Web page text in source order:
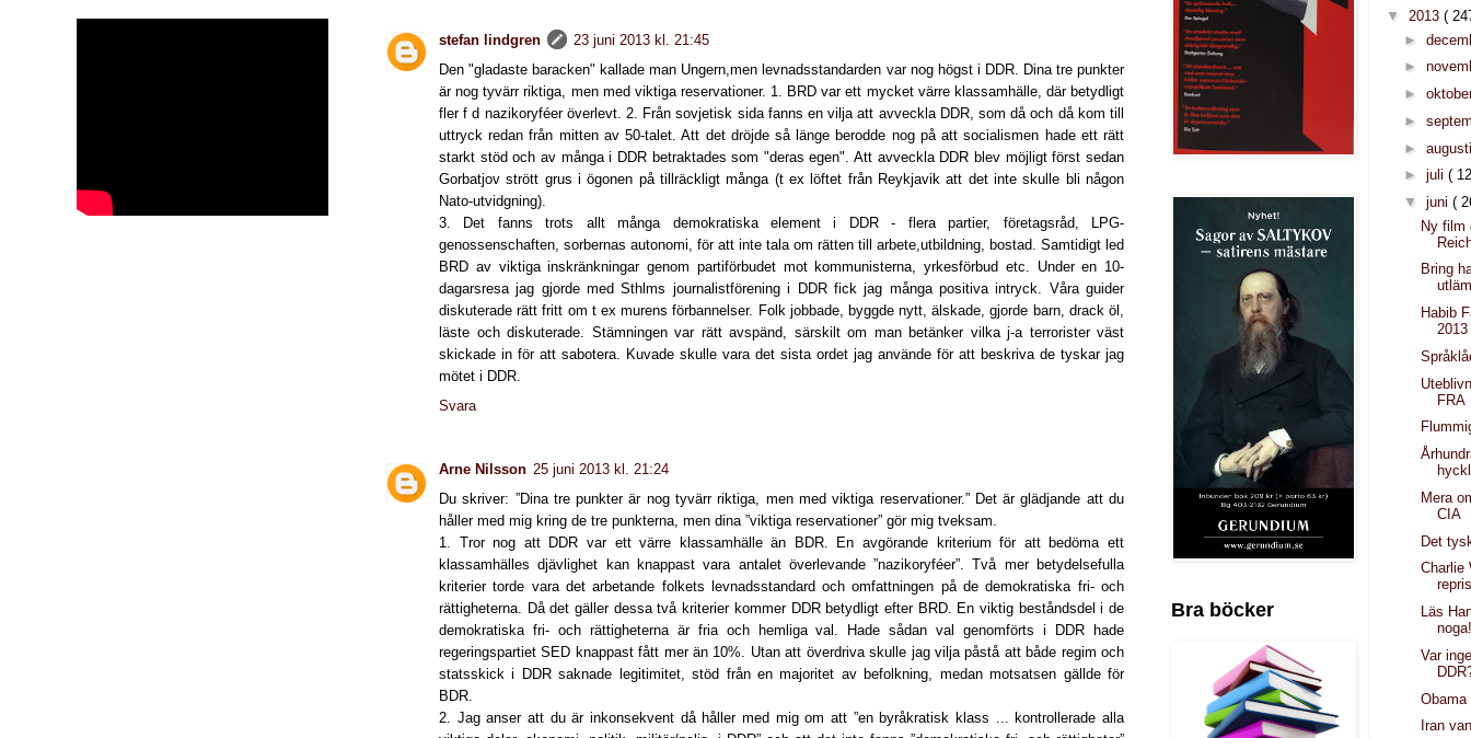
stefan lindgren
23 juni 2013 kl. 21:45
Den "gladaste baracken" kallade man Ungern,men levnadsstandarden var nog högst i DDR. Dina tre punkter
är nog tyvärr riktiga, men med viktiga reservationer. 1. BRD var ett mycket värre klassamhälle, där betydligt
fler f d nazikoryféer överlevt. 2. Från sovjetisk sida fanns en vilja att avveckla DDR, som då och då kom till
uttryck redan från mitten av 50-talet. Att det dröjde så länge berodde nog på att socialismen hade ett rätt
starkt stöd och av många i DDR betraktades som "deras egen". Att avveckla DDR blev möjligt först sedan
Gorbatjov strött grus i ögonen på tillräckligt många (t ex löftet från Reykjavik att det inte skulle bli någon
Nato-utvidgning).
3. Det fanns trots allt många demokratiska element i DDR - flera partier, företagsråd, LPG-
genossenschaften, sorbernas autonomi, för att inte tala om rätten till arbete,utbildning, bostad. Samtidigt led
BRD av viktiga inskränkningar genom partiförbudet mot kommunisterna, yrkesförbud etc. Under en 10-
dagarsresa jag gjorde med Sthlms journalistförening i DDR fick jag många positiva intryck. Våra guider
diskuterade rätt fritt om t ex murens förbannelser. Folk jobbade, byggde nytt, älskade, gjorde barn, drack öl,
läste och diskuterade. Stämningen var rätt avspänd, särskilt om man betänker vilka j-a terrorister väst
skickade in för att sabotera. Kuvade skulle vara det sista ordet jag använde för att beskriva de tyskar jag
mötet i DDR.
Svara
Arne Nilsson 25 juni 2013 kl. 21:24
Du skriver: ”Dina tre punkter är nog tyvärr riktiga, men med viktiga reservationer.” Det är glädjande att du
håller med mig kring de tre punkterna, men dina ”viktiga reservationer” gör mig tveksam.
1. Tror nog att DDR var ett värre klassamhälle än BDR. En avgörande kriterium för att bedöma ett
klassamhälles djävlighet kan knappast vara antalet överlevande ”nazikoryféer”. Två mer betydelsefulla
kriterier torde vara det arbetande folkets levnadsstandard och omfattningen på de demokratiska fri- och
rättigheterna. Då det gäller dessa två kriterier kommer DDR betydligt efter BRD. En viktig beståndsdel i de
demokratiska fri- och rättigheterna är fria och hemliga val. Hade sådan val genomförts i DDR hade
regeringspartiet SED knappast fått mer än 10%. Utan att överdriva skulle jag vilja påstå att både regim och
statsskick i DDR saknade legitimitet, stöd från en majoritet av befolkning, medan motsatsen gällde för
BDR.
2. Jag anser att du är inkonsekvent då håller med mig om att ”en byråkratisk klass ... kontrollerade alla
Bra böcker
▼ 2013 (
►
►
►
►
►
► juli (
▼ juni (
Ny film
Bring
Habib
2013
FRA
Mera
CIA
Det
Charlie
Läs
Var
Obama
Iran